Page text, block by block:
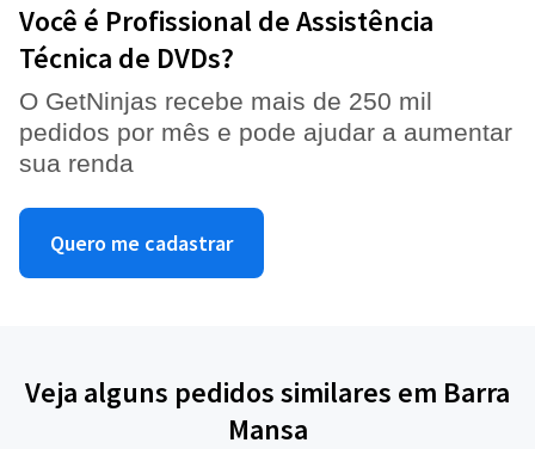
Você é Profissional de Assistência
Técnica de DVDs?
O GetNinjas recebe mais de 250 mil
pedidos por mês e pode ajudar a aumentar
sua renda
Quero me cadastrar
Veja alguns pedidos similares em Barra
Mansa